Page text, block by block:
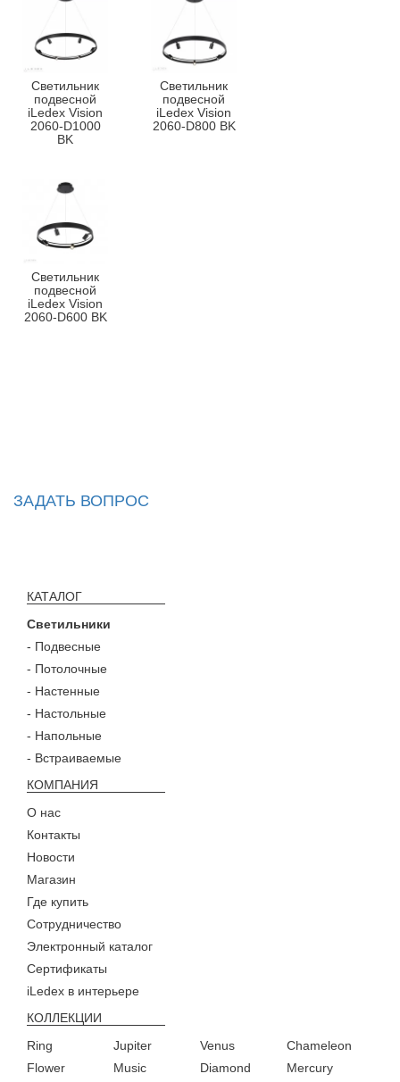
Светильник
подвесной
iLedex Vision
2060-D1000
BK
Светильник
подвесной
iLedex Vision
2060-D800 BK
Светильник
подвесной
iLedex Vision
2060-D600 BK
ЗАДАТЬ ВОПРОС
КАТАЛОГ
Светильники
- Подвесные
- Потолочные
- Настенные
- Настольные
- Напольные
- Встраиваемые
КОМПАНИЯ
О нас
Контакты
Новости
Магазин
Где купить
Сотрудничество
Электронный каталог
Сертификаты
iLedex в интерьере
КОЛЛЕКЦИИ
Ring
Flower
Jupiter
Music
Venus
Diamond
Chameleon
Mercury